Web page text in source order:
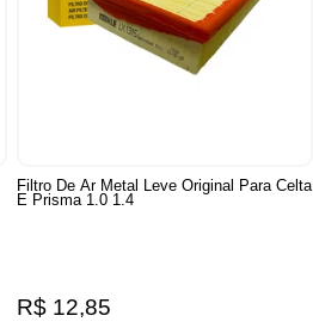
Filtro De Ar Metal Leve Original Para Celta
E Prisma 1.0 1.4
R$ 12,85